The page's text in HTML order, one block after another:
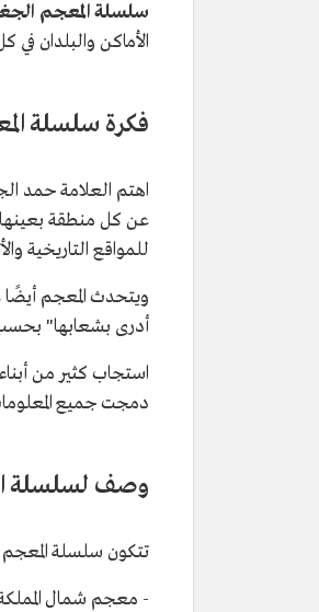
سلسلة المعجم
الأماكن والبلدان
فكرة سلسلة
اهتم العلامة حمد
عن كل منطقة
للمواقع التاريخية
ويتحدث المعجم
أدرى بشعابها"
استجاب كثير من
دمجت جميع
وصف لسلسلة
تتكون سلسلة المعجم
- معجم شمال